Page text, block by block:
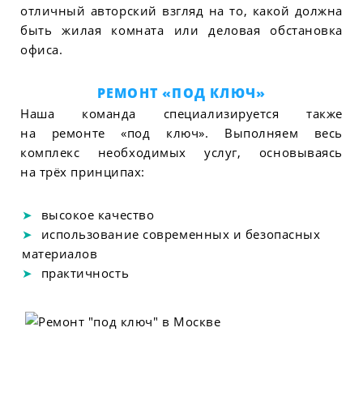
отличный авторский взгляд на то, какой должна
быть жилая комната или деловая обстановка
офиса.
РЕМОНТ «ПОД КЛЮЧ»
Наша команда специализируется также
на ремонте «под ключ». Выполняем весь
комплекс необходимых услуг, основываясь
на трёх принципах:
высокое качество
использование современных и безопасных
материалов
практичность